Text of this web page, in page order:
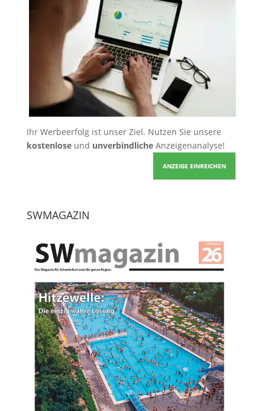
Ihr Werbeerfolg ist unser Ziel. Nutzen Sie unsere
kostenloseund unverbindlicheAnzeigenanalyse!
ANZEIGE EINREICHEN
SWMAGAZIN